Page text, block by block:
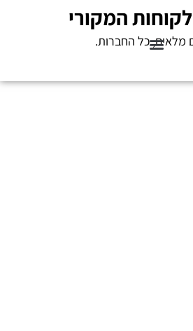
המקורי
מלאים, כל החברות.